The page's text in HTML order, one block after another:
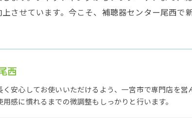
させています。今こそ、補聴器センター尾西で
西
安心してお使いいただけるよう、一宮市で専門店を
感に慣れるまでの微調整もしっかりと行います。